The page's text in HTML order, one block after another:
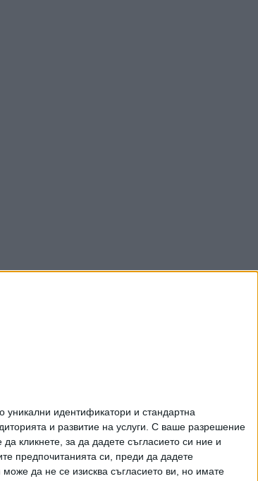
идентификатори и стандартна
и развитие на услуги. С ваше разрешение
кликнете, за да дадете съгласието си ние и
предпочитанията си, преди да дадете
да не се изисква съгласието ви, но имате